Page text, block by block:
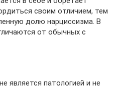
своим отличием, тем
долю нарциссизма. В
от обычных с
является патологией и не